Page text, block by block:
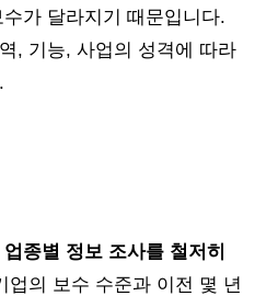
가 달라지기 때문입니다.
, 기능, 사업의 성격에 따라
업종별 정보 조사를 철저히
업의 보수 수준과 이전 몇 년